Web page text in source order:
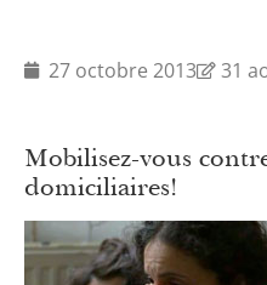
27 octobre 2013 31
Mobilisez-vous
domiciliaires!